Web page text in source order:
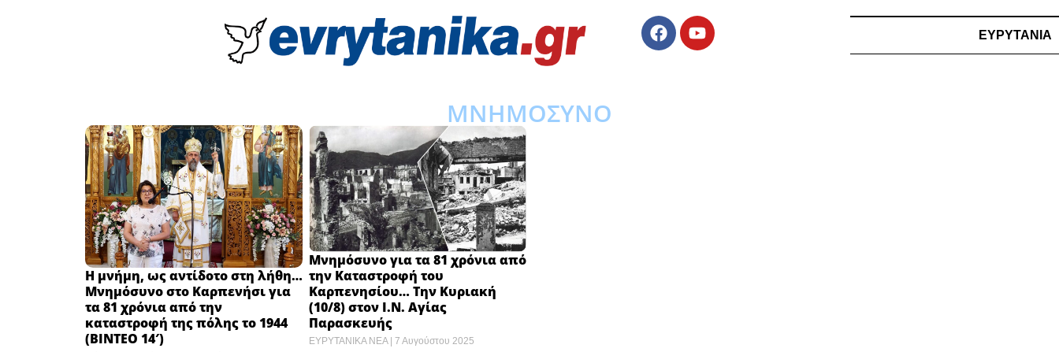
ΕΥΡΥΤΑΝΙΑ
ΜΝΗΜΟΣΥΝΟ
Η μνήμη, ως αντίδοτο στη λήθη…
Μνημόσυνο στο Καρπενήσι για
τα 81 χρόνια από την
καταστροφή της πόλης το 1944
(ΒΙΝΤΕΟ 14′)
Μνημόσυνο για τα 81 χρόνια από
την Καταστροφή του
Καρπενησίου… Την Κυριακή
(10/8) στον Ι.Ν. Αγίας
Παρασκευής
ΕΥΡΥΤΑΝΙΚΑ ΝΕΑ 7 Αυγούστου 2025